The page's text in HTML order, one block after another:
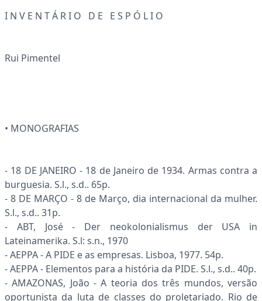
I N V E N T Á R I O D E E S P Ó L I O
Rui Pimentel
• MONOGRAFIAS
- 18 DE JANEIRO - 18 de Janeiro de 1934. Armas contra a
burguesia. S.l., s.d.. 65p.
- 8 DE MARÇO - 8 de Março, dia internacional da mulher.
S.l., s.d.. 31p.
- ABT, José - Der neokolonialismus der USA in
Lateinamerika. S.l: s.n., 1970
- AEPPA - A PIDE e as empresas. Lisboa, 1977. 54p.
- AEPPA - Elementos para a história da PIDE. S.l., s.d.. 40p.
- AMAZONAS, João - A teoria dos três mundos, versão
oportunista da luta de classes do proletariado. Rio de